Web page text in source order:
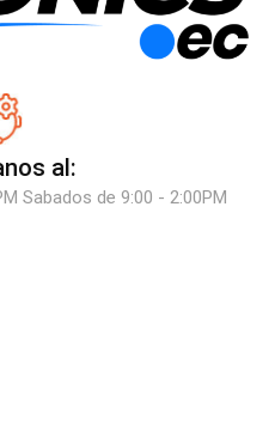
al:
Sabados de 9:00 - 2:00PM